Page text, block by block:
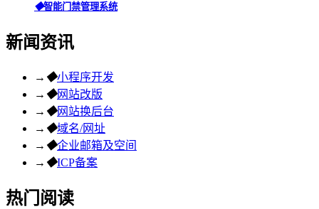
◆智能门禁管理系统
新闻资讯
→ ◆小程序开发
→ ◆网站改版
→ ◆网站换后台
→ ◆域名/网址
→ ◆企业邮箱及空间
→ ◆ICP备案
热门阅读